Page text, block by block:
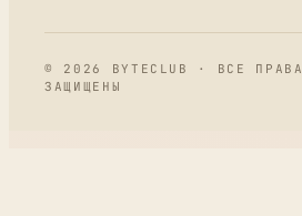
© 2026 BYTECLUB · ВСЕ ПРАВА
ЗАЩИЩЕНЫ